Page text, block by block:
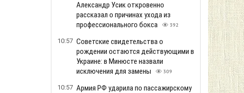
Александр Усик откровенно
рассказал о причинах ухода из
профессионального бокса
392
10:57 Советские свидетельства о
рождении остаются действующими в
Украине: в Минюсте назвали
исключения для замены
309
10:57 Армия РФ ударила по пассажирскому